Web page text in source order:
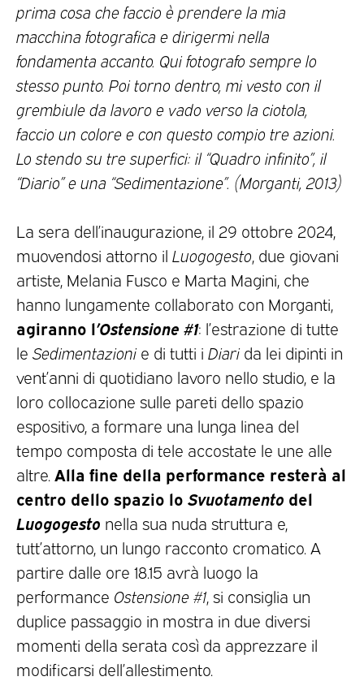
prima cosa che faccio è prendere la mia
macchina fotografica e dirigermi nella
fondamenta accanto. Qui fotografo sempre lo
stesso punto. Poi torno dentro, mi vesto con il
grembiule da lavoro e vado verso la ciotola,
faccio un colore e con questo compio tre azioni.
Lo stendo su tre superfici: il “Quadro infinito”, il
“Diario” e una “Sedimentazione”. (Morganti, 2013)
La sera dell’inaugurazione, il 29 ottobre 2024,
muovendosi attorno il Luogogesto , due giovani
artiste, Melania Fusco e Marta Magini, che
hanno lungamente collaborato con Morganti,
agiranno l’Ostensione #1: l’estrazione di tutte
le Sedimentazionie di tutti i Diarida lei dipinti in
vent’anni di quotidiano lavoro nello studio, e la
loro collocazione sulle pareti dello spazio
espositivo, a formare una lunga linea del
tempo composta di tele accostate le une alle
altre. Alla fine della performance resterà al
centro dello spazio lo Svuotamento del
Luogogesto nella sua nuda struttura e,
tutt’attorno, un lungo racconto cromatico. A
partire dalle ore 18.15 avrà luogo la
performance Ostensione #1 , si consiglia un
duplice passaggio in mostra in due diversi
momenti della serata così da apprezzare il
modificarsi dell’allestimento.